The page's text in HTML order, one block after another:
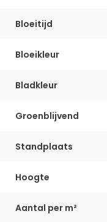
Bloeitijd
Bloeikleur
Bladkleur
Groenblijvend
Standplaats
Hoogte
Aantal per m²